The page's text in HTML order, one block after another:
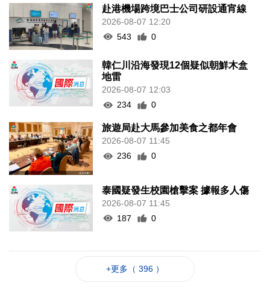
赴港機場跨境巴士公司研設通宵線
2026-08-07 12:20
543
0
韓仁川沿海發現12個疑似朝鮮木盒
地雷
2026-08-07 12:03
234
0
旅遊局赴大馬參加美食之都年會
2026-08-07 11:45
236
0
泰國疑發生校園槍擊案 據報多人傷
2026-08-07 11:45
187
0
+更多（ 396 ）